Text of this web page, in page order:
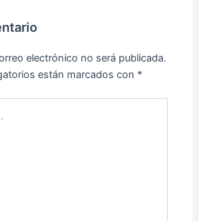
electrónico no será publicada.
están marcados con *